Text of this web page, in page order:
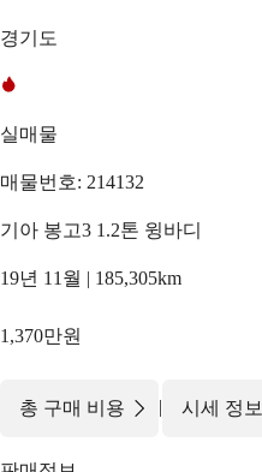
경기도
실매물
매물번호: 214132
기아 봉고3 1.2톤 윙바디
19년 11월 | 185,305km
1,370만원
총 구매 비용 | 시세 정보